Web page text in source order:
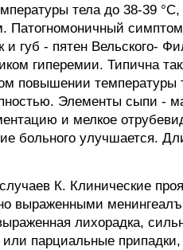
тела до 38-39
Патогномоничный
губ - пятен Вельского-
гиперемии. Типична
повышении температуры
Элементы сыпи
и мелкое
больного улучшается.
К. Клинические
выраженными
лихорадка,
парциальные